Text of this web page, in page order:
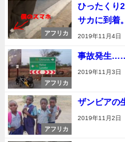
アフリカ
ひったく
サカに到着。
2019年11月4日
アフリカ
事故発生
2019年11月3日
アフリカ
ザンビアの
2019年11月2日